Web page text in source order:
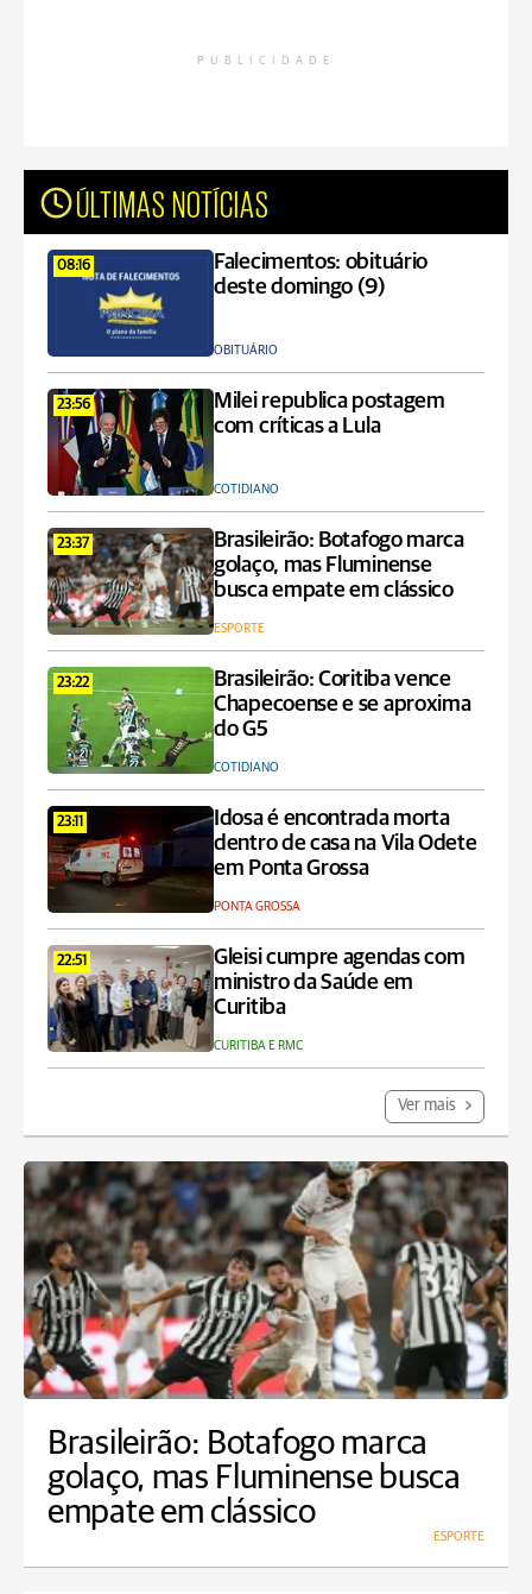
PUBLICIDADE
ÚLTIMAS NOTÍCIAS
08:16
Falecimentos: obituário
deste domingo (9)
OBITUÁRIO
23:56
Milei republica postagem
com críticas a Lula
COTIDIANO
23:37
Brasileirão: Botafogo marca
golaço, mas Fluminense
busca empate em clássico
ESPORTE
23:22
Brasileirão: Coritiba vence
Chapecoense e se aproxima
do G5
COTIDIANO
23:11
Idosa é encontrada morta
dentro de casa na Vila Odete
em Ponta Grossa
PONTA GROSSA
22:51
Gleisi cumpre agendas com
ministro da Saúde em
Curitiba
CURITIBA E RMC
Ver mais
Brasileirão: Botafogo marca
golaço, mas Fluminense busca
empate em clássico
ESPORTE